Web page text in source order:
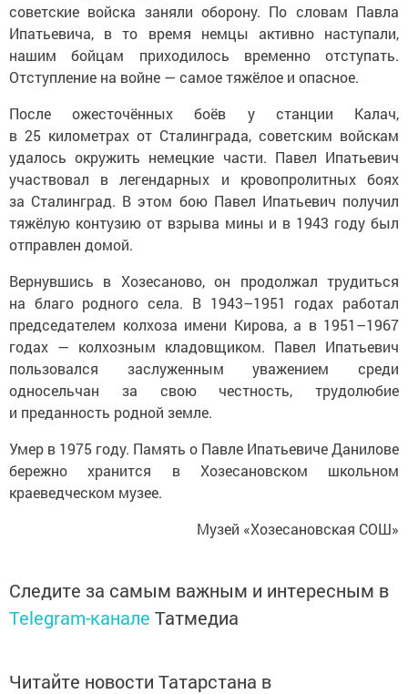
советские войска заняли оборону. По словам Павла
Ипатьевича, в то время немцы активно наступали,
нашим бойцам приходилось временно отступать.
Отступление на войне — самое тяжёлое и опасное.
После ожесточённых боёв у станции Калач,
в 25 километрах от Сталинграда, советским войскам
удалось окружить немецкие части. Павел Ипатьевич
участвовал в легендарных и кровопролитных боях
за Сталинград. В этом бою Павел Ипатьевич получил
тяжёлую контузию от взрыва мины и в 1943 году был
отправлен домой.
Вернувшись в Хозесаново, он продолжал трудиться
на благо родного села. В 1943–1951 годах работал
председателем колхоза имени Кирова, а в 1951–1967
годах — колхозным кладовщиком. Павел Ипатьевич
пользовался заслуженным уважением среди
односельчан за свою честность, трудолюбие
и преданность родной земле.
Умер в 1975 году. Память о Павле Ипатьевиче Данилове
бережно хранится в Хозесановском школьном
краеведческом музее.
Музей «Хозесановская СОШ»
Следите за самым важным и интересным в
Telegram-канале Татмедиа
Читайте новости Татарстана в